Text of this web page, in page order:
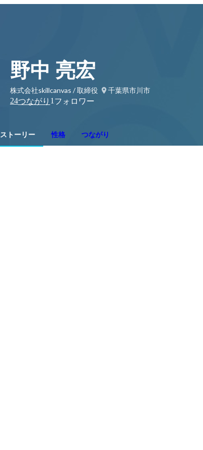
野中 亮宏
株式会社skillcanvas / 取締役
千葉県市川市
24つながり 1 フォロワー
ストーリー 性格 つながり